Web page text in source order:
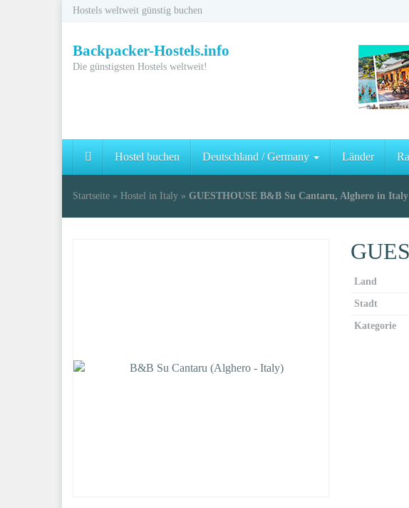
Hostels weltweit günstig buchen
Backpacker-Hostels.info
Die günstigsten Hostels weltweit!
Hostel buchen Deutschland / Germany Länder
Startseite » Hostel in Italy » GUESTHOUSE B&B Su Cantaru, Alghero in Italy
Land
Stadt
Kategorie